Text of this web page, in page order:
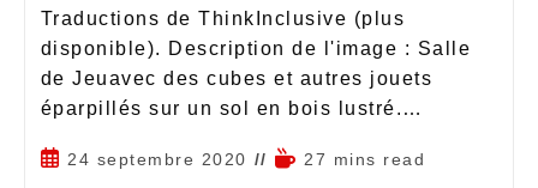
Traductions de ThinkInclusive (plus
disponible). Description de l'image : Salle
de Jeuavec des cubes et autres jouets
éparpillés sur un sol en bois lustré.…
24 septembre 2020 27 mins read